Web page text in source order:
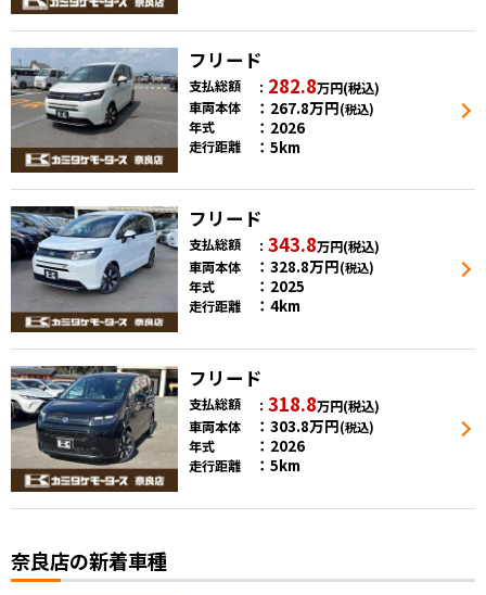
フリード
支払総額 282.8万円(税込)
車両本体
267.8万円(税込)
年式 2026
走行距離 5km
フリード
支払総額 343.8万円(税込)
車両本体
328.8万円(税込)
年式 2025
走行距離 4km
フリード
支払総額 318.8万円(税込)
車両本体
303.8万円(税込)
年式 2026
走行距離 5km
奈良店の新着車種